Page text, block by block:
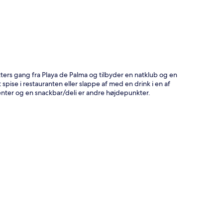
gang fra Playa de Palma og tilbyder en natklub og en
i restauranten eller slappe af med en drink i en af
og en snackbar/deli er andre højdepunkter.